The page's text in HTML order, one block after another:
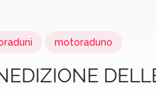
motoraduno